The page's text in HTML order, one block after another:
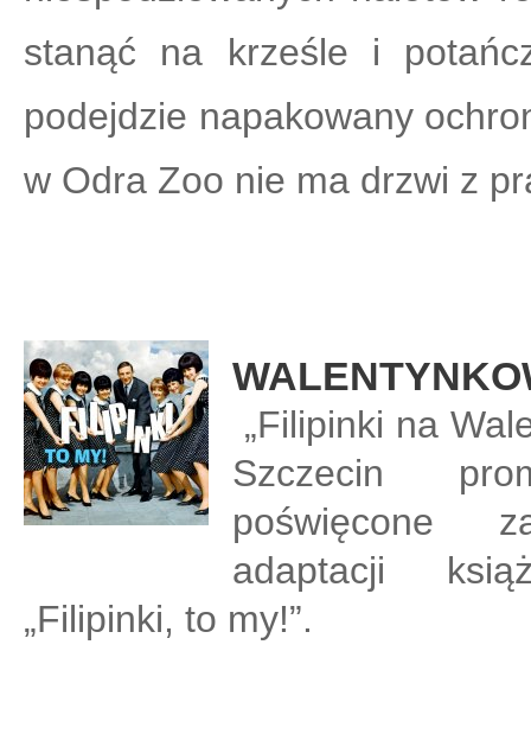
stanąć na krześle i
podejdzie napakowany
w Odra Zoo nie ma drzwi z
„Filipinki na
Szczecin
poświęcone
adaptacji
„Filipinki, to my!”.